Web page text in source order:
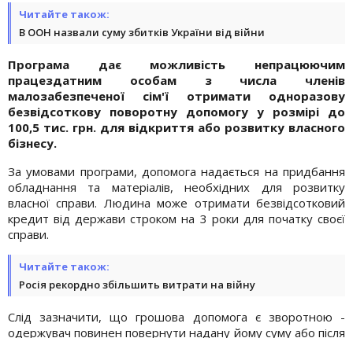
Читайте також:
В ООН назвали суму збитків України від війни
Програма дає можливість непрацюючим
працездатним особам з числа членів
малозабезпеченої сім'ї отримати одноразову
безвідсоткову поворотну допомогу у розмірі до
100,5 тис. грн. для відкриття або розвитку власного
бізнесу.
За умовами програми, допомога надається на придбання
обладнання та матеріалів, необхідних для розвитку
власної справи. Людина може отримати безвідсотковий
кредит від держави строком на 3 роки для початку своєї
справи.
Читайте також:
Росія рекордно збільшить витрати на війну
Слід зазначити, що грошова допомога є зворотною -
одержувач повинен повернути надану йому суму або після